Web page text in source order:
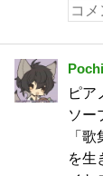
Pochi
ピア
ソー
「
を生